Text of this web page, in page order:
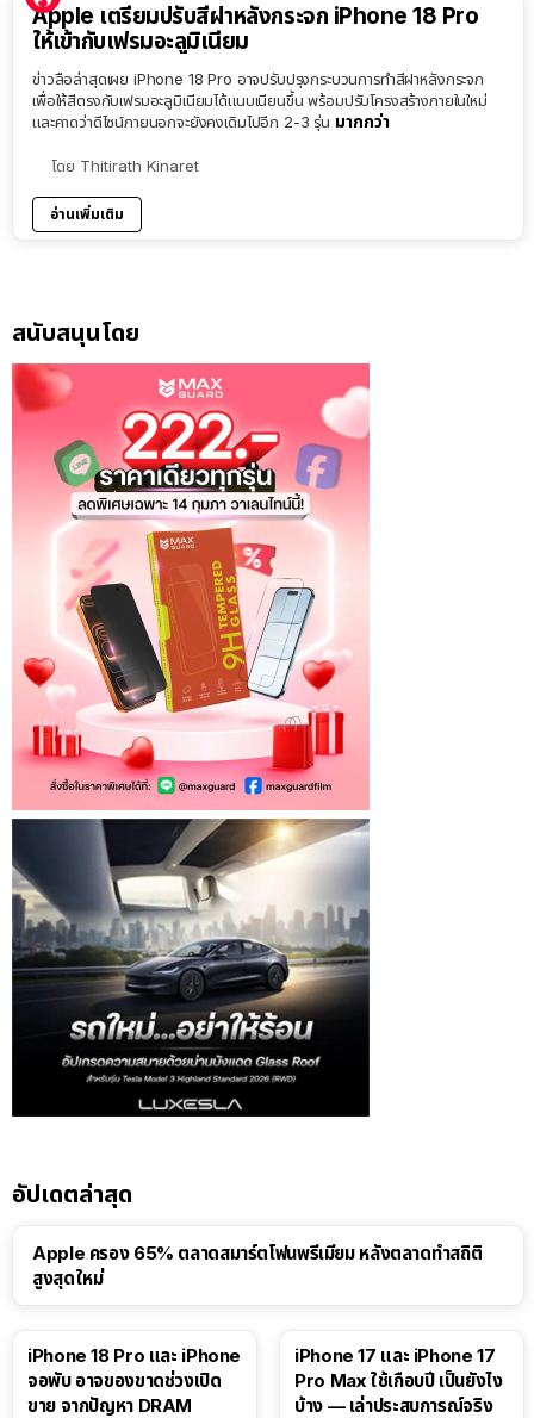
Apple เตรียมปรับสีฝาหลังกระจก iPhone 18 Pro
ให้เข้ากับเฟรมอะลูมิเนียม
ข่าวลือล่าสุดเผย iPhone 18 Pro อาจปรับปรุงกระบวนการทำสีฝาหลังกระจก
เพื่อให้สีตรงกับเฟรมอะลูมิเนียมได้แนบเนียนขึ้น พร้อมปรับโครงสร้างภายในใหม่
และคาดว่าดีไซน์ภายนอกจะยังคงเดิมไปอีก 2-3 รุ่น มากกว่า
โดย Thitirath Kinaret
อ่านเพิ่มเติม
สนับสนุนโดย
อัปเดตล่าสุด
Apple ครอง 65% ตลาดสมาร์ตโฟนพรีเมียม หลังตลาดทำสถิติ
สูงสุดใหม่
iPhone 18 Pro และ iPhone
จอพับ อาจของขาดช่วงเปิด
ขาย จากปัญหา DRAM
iPhone 17 และ iPhone 17
Pro Max ใช้เกือบปี เป็นยังไง
บ้าง — เล่าประสบการณ์จริง